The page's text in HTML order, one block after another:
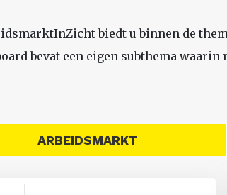
biedt u binnen de
bevat een eigen subthema
ARBEIDSMARKT